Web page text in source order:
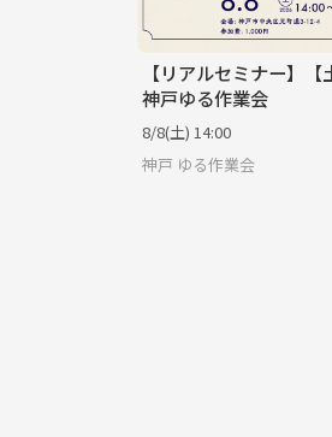
【リアルセミナー】【
神戸ゆる作業会
8/8(土) 14:00
神戸 ゆる作業会